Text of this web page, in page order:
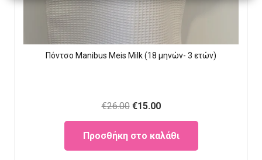
Πόντσο Manibus Meis Milk (18 μηνών- 3 ετών)
€26.00 Original
price
was:
€15.00Current
price
is:
Προσθήκη στο καλάθι